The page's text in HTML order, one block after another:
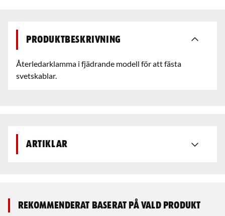
Produktbeskrivning
Återledarklamma i fjädrande modell för att fästa
svetskablar.
Artiklar
Rekommenderat baserat på vald produkt